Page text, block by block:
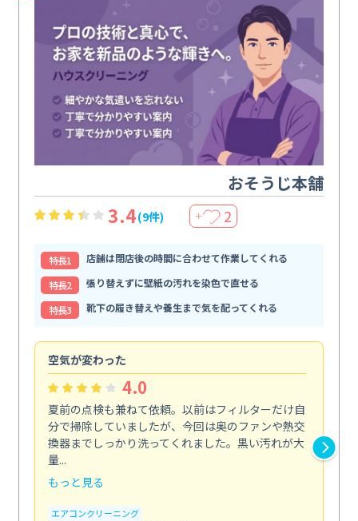
おそうじ本舗
3.4(9件) ＋ 2
特⻑1
店舗は閉店後の時間に合わせて作業してくれる
特⻑2
張り替えずに壁紙の汚れを染色で直せる
特⻑3
靴下の履き替えや養生まで気を配ってくれる
空気が変わった
4.0
夏前の点検も兼ねて依頼。以前はフィルターだけ自
分で掃除していましたが、今回は奥のファンや熱交
換器までしっかり洗ってくれました。黒い汚れが大
量...
もっと見る
エアコンクリーニング